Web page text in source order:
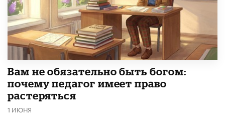
​Вам не обязательно быть богом:
почему педагог имеет право
растеряться
1 ИЮНЯ